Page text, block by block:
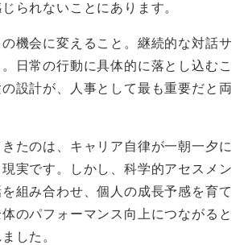
られないことにあります。
機会に変えること。継続的な対話サ
日常の行動に具体的に落とし込むこ
設計が、人事として最も重要だと両
たのは、キャリア自律が一朝一夕に
実です。しかし、科学的アセスメン
を組み合わせ、個人の成長予感を育て
のパフォーマンス向上につながると
した。